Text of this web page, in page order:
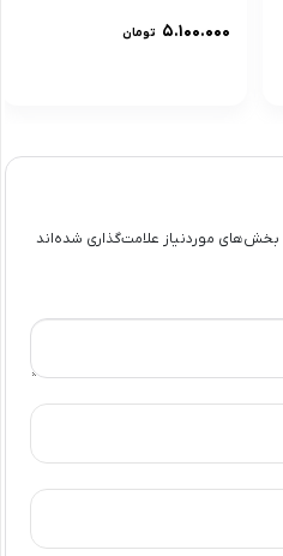
۵.۱۰۰.۰۰۰ تومان
بخش‌های موردنیاز علامت‌گذاری شده‌اند